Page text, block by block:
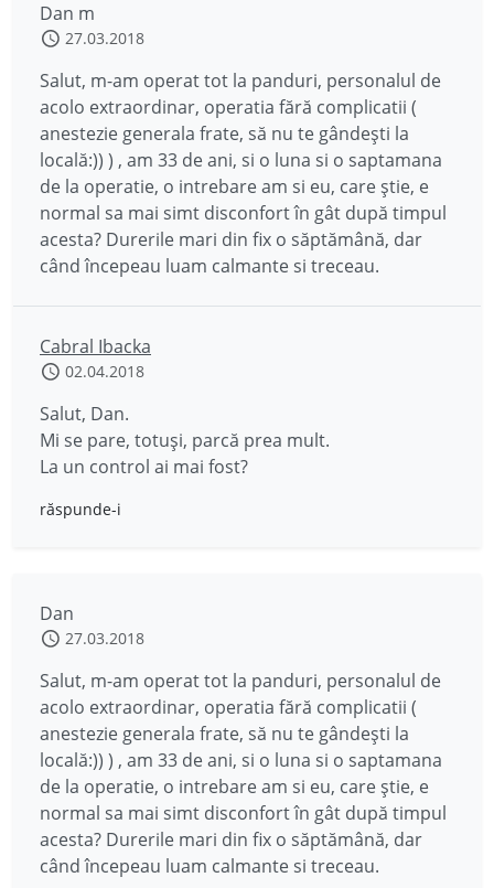
Dan m
27.03.2018
Salut, m-am operat tot la panduri, personalul de
acolo extraordinar, operatia fără complicatii (
anestezie generala frate, să nu te gândești la
locală:)) ) , am 33 de ani, si o luna si o saptamana
de la operatie, o intrebare am si eu, care știe, e
normal sa mai simt disconfort în gât după timpul
acesta? Durerile mari din fix o săptămână, dar
când începeau luam calmante si treceau.
Cabral Ibacka
02.04.2018
Salut, Dan.
Mi se pare, totuși, parcă prea mult.
La un control ai mai fost?
răspunde-i
Dan
27.03.2018
Salut, m-am operat tot la panduri, personalul de
acolo extraordinar, operatia fără complicatii (
anestezie generala frate, să nu te gândești la
locală:)) ) , am 33 de ani, si o luna si o saptamana
de la operatie, o intrebare am si eu, care știe, e
normal sa mai simt disconfort în gât după timpul
acesta? Durerile mari din fix o săptămână, dar
când începeau luam calmante si treceau.